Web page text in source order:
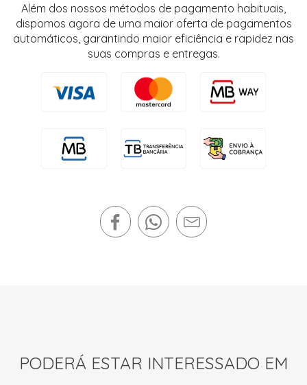
Além dos nossos métodos de pagamento habituais,
dispomos agora de uma maior oferta de pagamentos
automáticos, garantindo maior eficiência e rapidez nas
suas compras e entregas.
PODERÁ ESTAR INTERESSADO EM